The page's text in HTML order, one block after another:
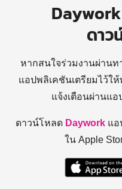
ดาว
หากสนใจร่วมงานผ่านท
แอปพลิเคชันเตรียมไว้ใ
แจ้งเตือนผ่านแ
ดาวน์โหลด Daywork แอ
ใน Apple